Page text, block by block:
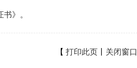
》 。
【 打印此页 关闭窗口